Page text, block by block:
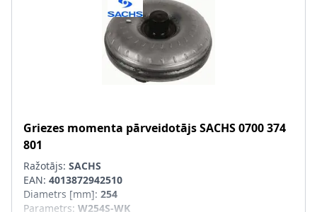
Griezes momenta pārveidotājsSACHS0700 374
801
Ražotājs: SACHS
EAN: 4013872942510
Diametrs [mm]: 254
Parametrs: W254S-WK